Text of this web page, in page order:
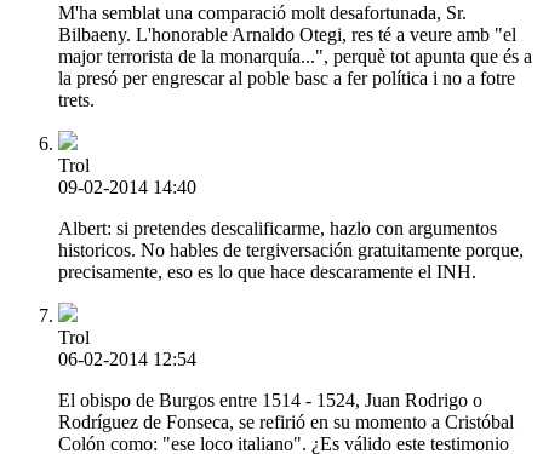
M'ha semblat una comparació molt desafortunada, Sr.
Bilbaeny. L'honorable Arnaldo Otegi, res té a veure amb "el
major terrorista de la monarquía...", perquè tot apunta que és a
la presó per engrescar al poble basc a fer política i no a fotre
trets.
Trol
09-02-2014 14:40
Albert: si pretendes descalificarme, hazlo con argumentos
historicos. No hables de tergiversación gratuitamente porque,
precisamente, eso es lo que hace descaramente el INH.
Trol
06-02-2014 12:54
El obispo de Burgos entre 1514 - 1524, Juan Rodrigo o
Rodríguez de Fonseca, se refirió en su momento a Cristóbal
Colón como: "ese loco italiano". ¿Es válido este testimonio